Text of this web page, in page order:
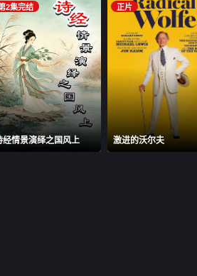
2集完结
经情景演绎之国风上
正片
激进的沃尔夫